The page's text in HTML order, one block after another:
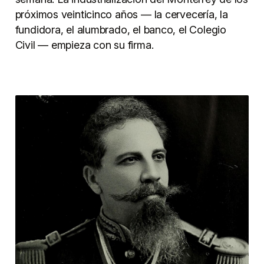
próximos veinticinco años — la cervecería, la
fundidora, el alumbrado, el banco, el Colegio
Civil — empieza con su firma.